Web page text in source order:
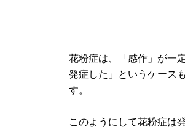
花粉症は、「感作」が一
発症した」というケース
す。
このようにして花粉症は